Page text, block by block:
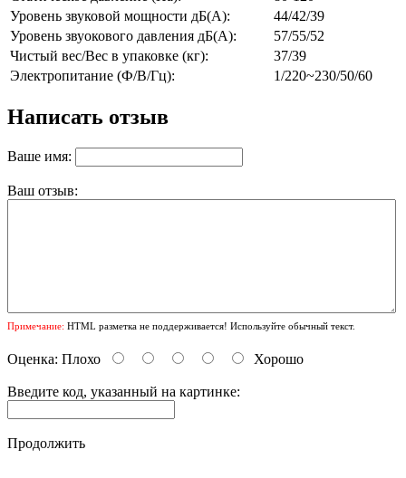
Уровень звуковой мощности дБ(А):
44/42/39
Уровень звуокового давления дБ(А):
57/55/52
Чистый вес/Вес в упаковке (кг):
37/39
Электропитание (Ф/В/Гц):
1/220~230/50/60
Написать отзыв
Ваше имя:
Ваш отзыв:
Примечание: HTML разметка не поддерживается! Используйте обычный текст.
Оценка: Плохо Хорошо
Введите код, указанный на картинке:
Продолжить